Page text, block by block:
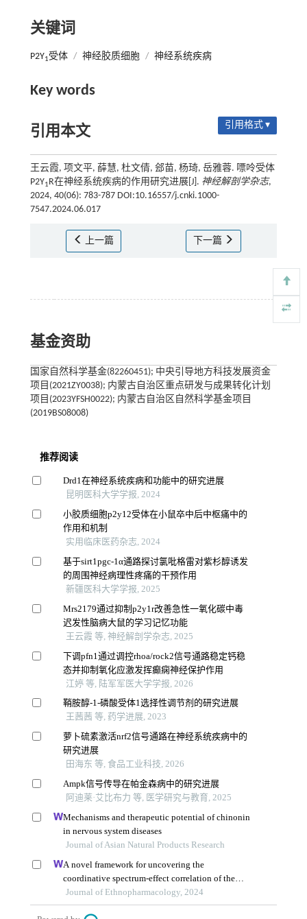
关键词
P2Y1受体 / 神经胶质细胞 / 神经系统疾病
Key words
引用本文 引用格式 ▾
王云霞, 项文平, 薛慧, 杜文倩, 郐苗, 杨琦, 岳雅蓉. 嘌呤受体
P2Y1R在神经系统疾病的作用研究进展[J]. 神经解剖学杂志,
2024, 40(06): 783-787 DOI:10.16557/j.cnki.1000-
7547.2024.06.017
上一篇 下一篇
基金资助
国家自然科学基金(82260451); 中央引导地方科技发展资金
项目(2021ZY0038); 内蒙古自治区重点研发与成果转化计划
项目(2023YFSH0022); 内蒙古自治区自然科学基金项目
(2019BS08008)